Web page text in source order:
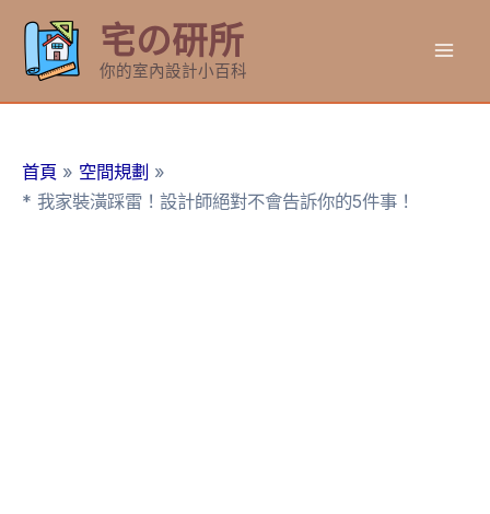
要
宅の研所
你的室內設計小百科
首頁
空間規劃
* 我家裝潢踩雷！設計師絕對不會告訴你的5件事！